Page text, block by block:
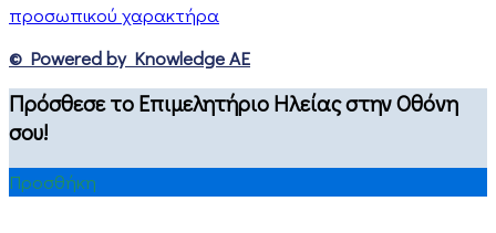
προσωπικού χαρακτήρα
© Powered by Knowledge AE
Πρόσθεσε το Επιμελητήριο Ηλείας στην Οθόνη
σου!
Προσθήκη